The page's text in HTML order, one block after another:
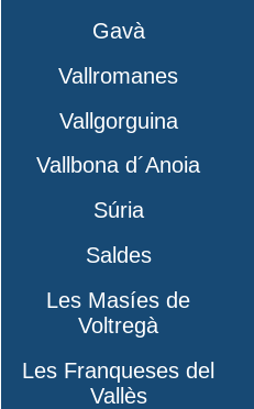
Gavà
Vallromanes
Vallgorguina
Vallbona d´Anoia
Súria
Saldes
Les Masíes de
Voltregà
Les Franqueses del
Vallès